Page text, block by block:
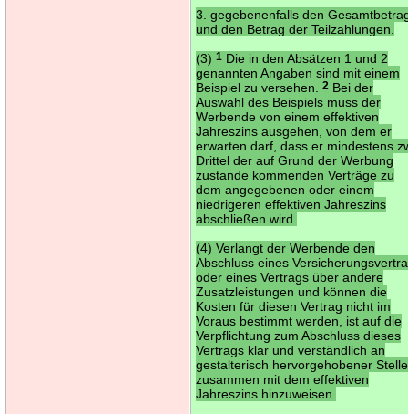
3. gegebenenfalls den
und den Betrag der Teilzahlungen.
(3)1 Die in den Absätzen 1 und 2
genannten Angaben sind mit einem
Beispiel zu versehen.2 Bei der
Auswahl des Beispiels muss der
Werbende von einem effektiven
Jahreszins ausgehen, von dem er
erwarten darf, dass er mindestens
Drittel der auf Grund der Werbung
zustande kommenden Verträge zu
dem angegebenen oder einem
niedrigeren effektiven Jahreszins
abschließen wird.
(4) Verlangt der Werbende den
Abschluss eines
oder eines Vertrags über andere
Zusatzleistungen und können die
Kosten für diesen Vertrag nicht im
Voraus bestimmt werden, ist auf die
Verpflichtung zum Abschluss dieses
Vertrags klar und verständlich an
gestalterisch hervorgehobener Stelle
zusammen mit dem effektiven
Jahreszins hinzuweisen.